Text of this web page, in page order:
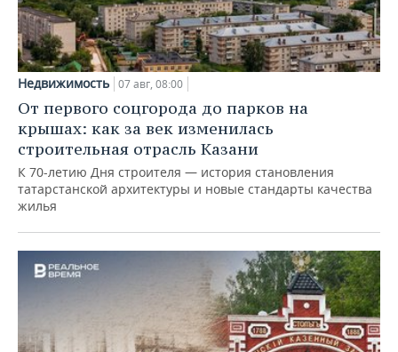
Недвижимость 07 авг, 08:00
От первого соцгорода до парков на
крышах: как за век изменилась
строительная отрасль Казани
К 70-летию Дня строителя — история становления
татарстанской архитектуры и новые стандарты качества
жилья